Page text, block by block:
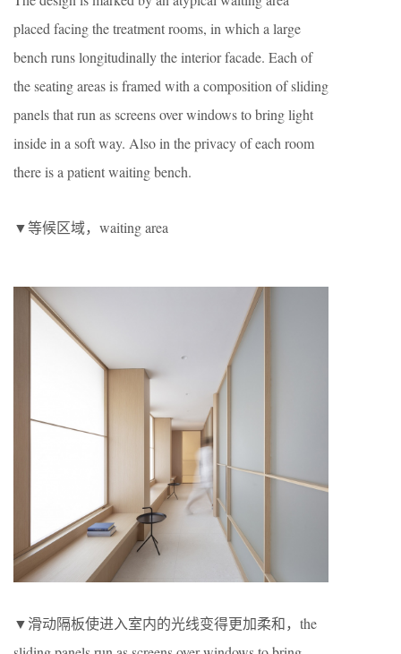
placed facing the treatment rooms, in which a large
bench runs longitudinally the interior facade. Each of
the seating areas is framed with a composition of sliding
panels that run as screens over windows to bring light
inside in a soft way. Also in the privacy of each room
there is a patient waiting bench.
▼等候区域，waiting area
▼滑动隔板使进入室内的光线变得更加柔和，the